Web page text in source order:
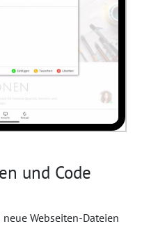
und Code
Webseiten-Dateien